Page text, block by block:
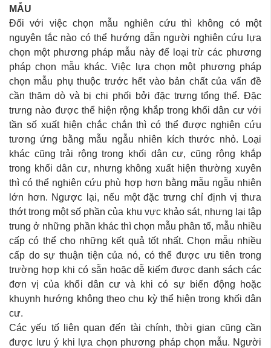
MẪU
Đối với việc chọn mẫu nghiên cứu thì không có một
nguyên tắc nào có thể hướng dẫn người nghiên cứu lựa
chọn một phương pháp mẫu này để loại trừ các phương
pháp chọn mẫu khác. Việc lựa chọn một phương pháp
chọn mẫu phụ thuộc trước hết vào bản chất của vấn đề
cần thăm dò và bị chi phối bởi đặc trưng tổng thể. Đặc
trưng nào được thể hiện rộng khắp trong khối dân cư với
tần số xuất hiện chắc chắn thì có thể được nghiên cứu
tương ứng bằng mẫu ngẫu nhiên kích thước nhỏ. Loại
khác cũng trải rộng trong khối dân cư, cũng rộng khắp
trong khối dân cư, nhưng không xuất hiện thường xuyên
thì có thể nghiên cứu phù hợp hơn bằng mẫu ngẫu nhiên
lớn hơn. Ngược lại, nếu một đặc trưng chỉ định vị thưa
thớt trong một số phần của khu vực khảo sát, nhưng lại tập
trung ở những phần khác thì chọn mẫu phân tổ, mẫu nhiều
cấp có thể cho những kết quả tốt nhất. Chọn mẫu nhiều
cấp do sự thuận tiện của nó, có thể được ưu tiên trong
trường hợp khi có sẵn hoặc dễ kiếm được danh sách các
đơn vị của khối dân cư và khi có sự biến động hoặc
khuynh hướng không theo chu kỳ thể hiện trong khối dân
cư.
Các yếu tố liên quan đến tài chính, thời gian cũng cần
được lưu ý khi lựa chọn phương pháp chọn mẫu. Người